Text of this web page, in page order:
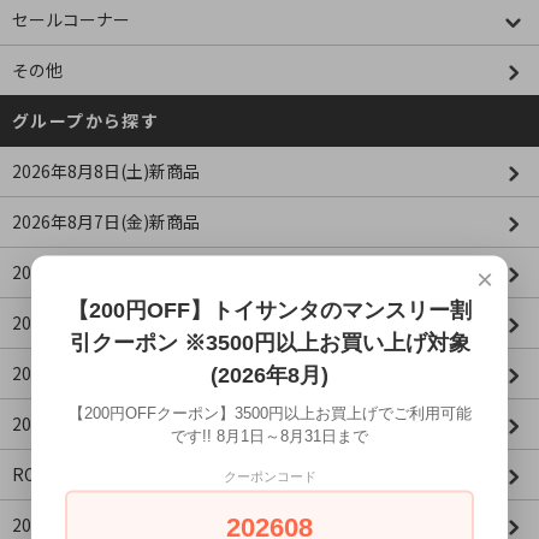
セールコーナー
その他
グループから探す
2026年8月8日(土)新商品
2026年8月7日(金)新商品
2026年8月6日(木)新商品
2026年8月5日(水)新商品
2026年8月4日(火)新商品
2026年8月3日(月)新商品
ROBOTIMEシリーズ
2026年4月値下げ商品一覧(更新：2026/04/16)
×
【200円OFF】トイサンタのマンスリー割
引クーポン ※3500円以上お買い上げ対象
(2026年8月)
【200円OFFクーポン】3500円以上お買上げでご利用可能
です!! 8月1日～8月31日まで
クーポンコード
202608